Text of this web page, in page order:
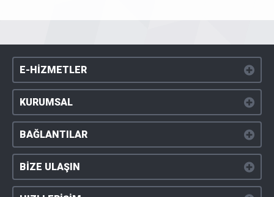
E-HİZMETLER
KURUMSAL
BAĞLANTILAR
BİZE ULAŞIN